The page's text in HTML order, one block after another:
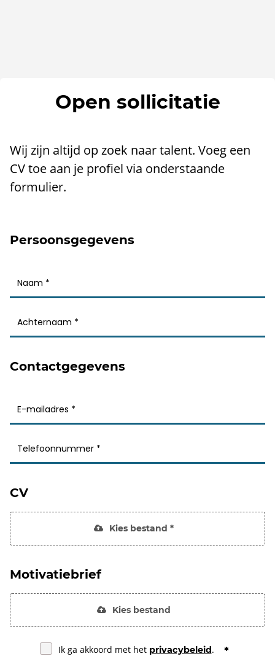
Open sollicitatie
Wij zijn altijd op zoek naar talent. Voeg een
CV toe aan je profiel via onderstaande
formulier.
Persoonsgegevens
Contactgegevens
CV
Kies bestand *
Motivatiebrief
Kies bestand
Ik ga akkoord met het privacybeleid.